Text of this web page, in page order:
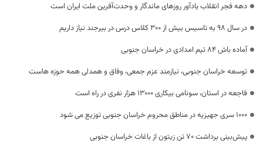
دهه فجر انقلاب یادآور روزهای ماندگار و وحدت‌آفرین ملت ایران است
در سال 98 به تاسیس بیش از 300 کلاس درس در بیرجند نیاز داریم
آماده باش ۸۴ تیم امدادی در خراسان جنوبی
توسعه خراسان‌ جنوبی، نیازمند عزم جمعی، وفاق و همدلی همه حوزه هاست
فاجعه در استان، سونامی بیکاری 13000 هزار نفری در راه است
۱۰۰۰ سری جهیزیه در مناطق محروم خراسان جنوبی توزیع می شود
پیش‌بینی برداشت ۷۰ تن زیتون از باغات خراسان جنوبی